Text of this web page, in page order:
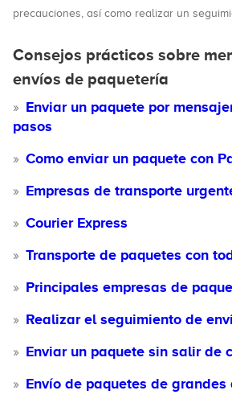
precauciones, así como realizar un
Consejos prácticos sobre
envíos de paquetería
Enviar un paquete por
pasos
Como enviar un paquete con
Empresas de transporte
Courier Express
Transporte de paquetes con
Principales empresas de
Realizar el seguimiento de
Enviar un paquete sin salir de
Envío de paquetes de grandes